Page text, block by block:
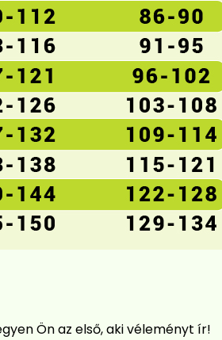
Ön az első, aki véleményt ír!